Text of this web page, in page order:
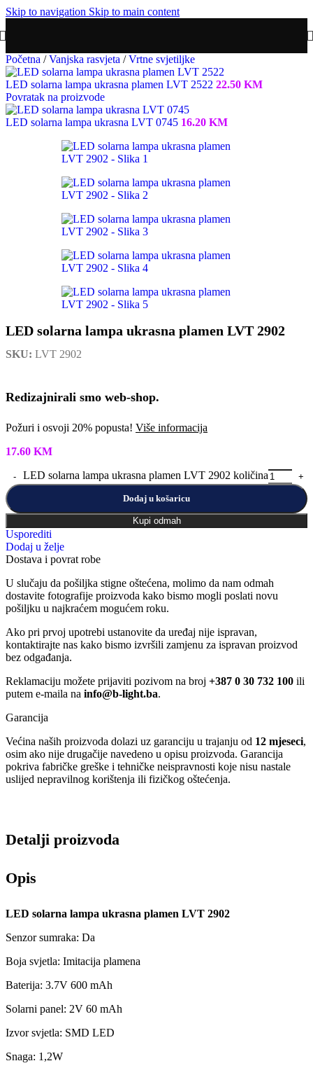
Skip to navigation Skip to main content
Početna / Vanjska rasvjeta / Vrtne svjetiljke
LED solarna lampa ukrasna plamen LVT 2522 22.50 KM
Povratak na proizvode
LED solarna lampa ukrasna LVT 0745 16.20 KM
LED solarna lampa ukrasna plamen LVT 2902
SKU: LVT 2902
Redizajnirali smo web-shop.
Požuri i osvoji 20% popusta! Više informacija
17.60 KM
LED solarna lampa ukrasna plamen LVT 2902 količina
Dodaj u košaricu
Kupi odmah
Usporediti
Dodaj u želje
Dostava i povrat robe
U slučaju da pošiljka stigne oštećena, molimo da nam odmah
dostavite fotografije proizvoda kako bismo mogli poslati novu
pošiljku u najkraćem mogućem roku.
Ako pri prvoj upotrebi ustanovite da uređaj nije ispravan,
kontaktirajte nas kako bismo izvršili zamjenu za ispravan proizvod
bez odgađanja.
Reklamaciju možete prijaviti pozivom na broj +387 0 30 732 100 ili
putem e-maila na info@b-light.ba.
Garancija
Većina naših proizvoda dolazi uz garanciju u trajanju od 12 mjeseci,
osim ako nije drugačije navedeno u opisu proizvoda. Garancija
pokriva fabričke greške i tehničke neispravnosti koje nisu nastale
uslijed nepravilnog korištenja ili fizičkog oštećenja.
Detalji proizvoda
Opis
LED solarna lampa ukrasna plamen LVT 2902
Senzor sumraka: Da
Boja svjetla: Imitacija plamena
Baterija: 3.7V 600 mAh
Solarni panel: 2V 60 mAh
Izvor svjetla: SMD LED
Snaga: 1,2W